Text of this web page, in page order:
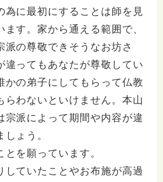
為に最初にすることは師を見
す。家から通える範囲で、
派の尊敬できそうなお坊さ
違ってもあなたが尊敬してい
かの弟子にしてもらって仏教
らわないといけません。本山
宗派によって期間や内容が違
ょう。
を願っています。
していたことやお布施が高過